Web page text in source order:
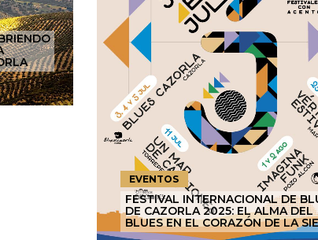
EVENTOS
FESTIVAL INTERNACIONAL DE
DE CAZORLA 2025: EL ALMA DEL
BLUES EN EL CORAZÓN DE LA